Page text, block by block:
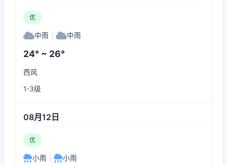
优
中雨 中雨
24° ~ 26°
西风
1-3级
08月12日
优
小雨 小雨